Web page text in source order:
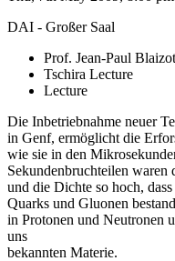
DAI - Großer Saal
Prof. Jean-Paul Blaizot
Tschira Lecture
Lecture
Die Inbetriebnahme neuer
in Genf, ermöglicht die
wie sie in den
Sekundenbruchteilen waren
und die Dichte so hoch,
Quarks und Gluonen
in Protonen und Neutronen
uns
bekannten Materie.